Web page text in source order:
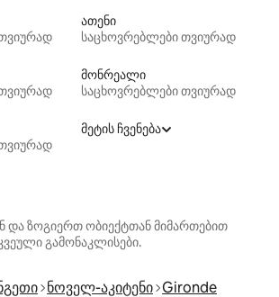
ათენი
საცხოვრებლები თვიურად
მონრეალი
საცხოვრებლები თვიურად
მეტის ჩვენება
და ზოგიერთ ობიექტთან მიმართებით
გამონაკლისები.
ნოველ-აკიტენი Gironde